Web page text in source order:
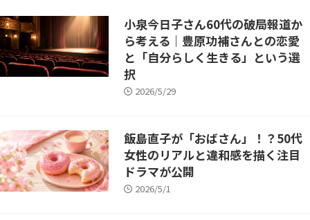
熟年シリーズ
60代からのラブストーリー
40代・50代からのラブストーリー
中高年の恋愛・結婚お役立ちコラム
アラフィフシリーズ
シングルマザー
R50恋愛小説
YouTubeコンテンツ
小泉今日子さん60代の破局報道か
ら考える｜豊原功補さんとの恋愛
と「自分らしく生きる」という選
択
2026/5/29
飯島直子が「おばさん」！？50代
女性のリアルと違和感を描く注目
ドラマが公開
2026/5/1